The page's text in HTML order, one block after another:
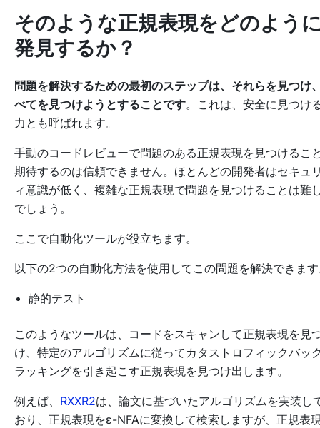
そのような正規表現をどのよう
発見するか？
問題を解決するための最初のステップは、それらを見つけ
べてを見つけようとすることです。これは、安全に見つけ
力とも呼ばれます。
手動のコードレビューで問題のある正規表現を見つけるこ
期待するのは信頼できません。ほとんどの開発者はセキュ
ィ意識が低く、複雑な正規表現で問題を見つけることは難
でしょう。
ここで自動化ツールが役立ちます。
以下の2つの自動化方法を使用してこの問題を解決できま
静的テスト
このようなツールは、コードをスキャンして正規表現を見
け、特定のアルゴリズムに従ってカタストロフィックバッ
ラッキングを引き起こす正規表現を見つけ出します。
例えば、 RXXR2は、論文に基づいたアルゴリズムを実装し
おり、正規表現をε-NFAに変換して検索しますが、正規表